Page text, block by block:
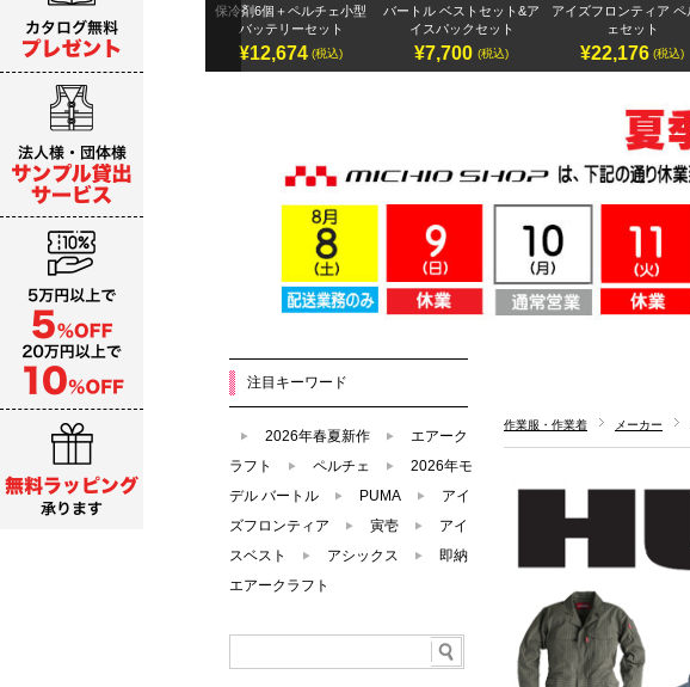
アイズフロンティア 32Vバ
ッテリーセット
¥19,987～
保冷剤6個＋ペルチェ小型
バッテリーセット
¥12,674 (税込)
バートル ベストセット&ア
イスパックセット
¥7,700 (税込)
アイズフロンティア ペ
ェセット
¥22,176 (税込)
作業服・作業着 メーカー
注目キーワード
2026年春夏新作
エアーク
ラフト
ペルチェ
2026年モ
デル バートル
PUMA
アイ
ズフロンティア
寅壱
アイ
スベスト
アシックス
即納
エアークラフト